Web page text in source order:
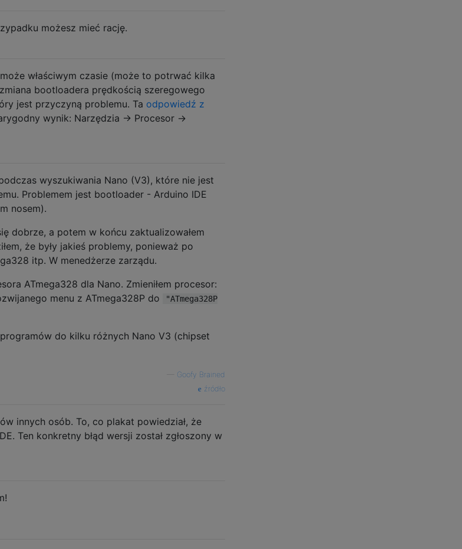
możesz mieć rację.
właściwym czasie (może to potrwać kilka
bootloadera prędkością szeregowego
jest przyczyną problemu. Ta odpowiedź z
wynik: Narzędzia → Procesor →
wyszukiwania Nano (V3), które nie jest
Problemem jest bootloader - Arduino IDE
nosem).
dobrze, a potem w końcu zaktualizowałem
że były jakieś problemy, ponieważ po
itp. W menedżerze zarządu.
ATmega328 dla Nano. Zmieniłem procesor:
menu z ATmega328P do
"ATmega328P
do kilku różnych Nano V3 (chipset
Goofy Brained
źródło
innych osób. To, co plakat powiedział, że
Ten konkretny błąd wersji został zgłoszony w